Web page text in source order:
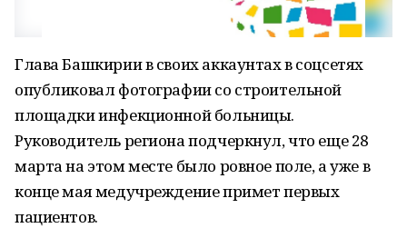
Глава Башкирии в своих аккаунтах в соцсетях
опубликовал фотографии со строительной
площадки инфекционной больницы.
Руководитель региона подчеркнул, что еще 28
марта на этом месте было ровное поле, а уже в
конце мая медучреждение примет первых
пациентов.